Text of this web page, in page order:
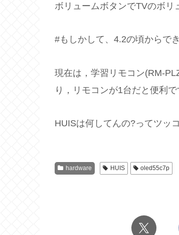
ボリュームボタンでTVのボリ
#もしかして、4.2の頃からで
現在は，学習リモコン(RM-
り，リモコンが1台だと便利で
HUISは何してんの?ってツッ
hardware HUIS oled55c7p